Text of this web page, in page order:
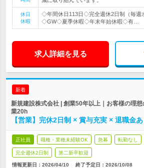
休日
休暇
◇年間休日113日◇完全週休2日制（毎週
◇GW◇夏季休暇◇年末年始休暇◇有…
求人詳細を見る
新着
新規建設株式会社 | 創業50年以上｜お客様の理
業20h
【営業】完休2日制 × 賞与充実 × 退職金
正社員 職種・業種未経験OK 急募 転勤なし
完全週休2日制 第二新卒歓迎
情報更新日：2026/04/10 終了予定日： 2026/10/08